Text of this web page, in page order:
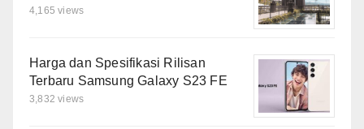
4,165 views
Harga dan Spesifikasi Rilisan
Terbaru Samsung Galaxy S23 FE
3,832 views